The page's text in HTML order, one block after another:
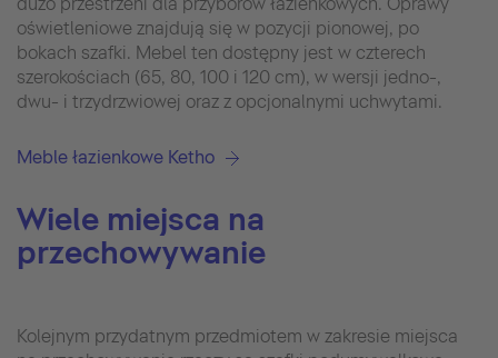
oświetleniowe znajdują się w pozycji pionowej, po
bokach szafki. Mebel ten dostępny jest w czterech
szerokościach (65, 80, 100 i 120 cm), w wersji jedno-,
dwu- i trzydrzwiowej oraz z opcjonalnymi uchwytami.
Meble łazienkowe Ketho
Wiele miejsca na
przechowywanie
Kolejnym przydatnym przedmiotem w zakresie miejsca